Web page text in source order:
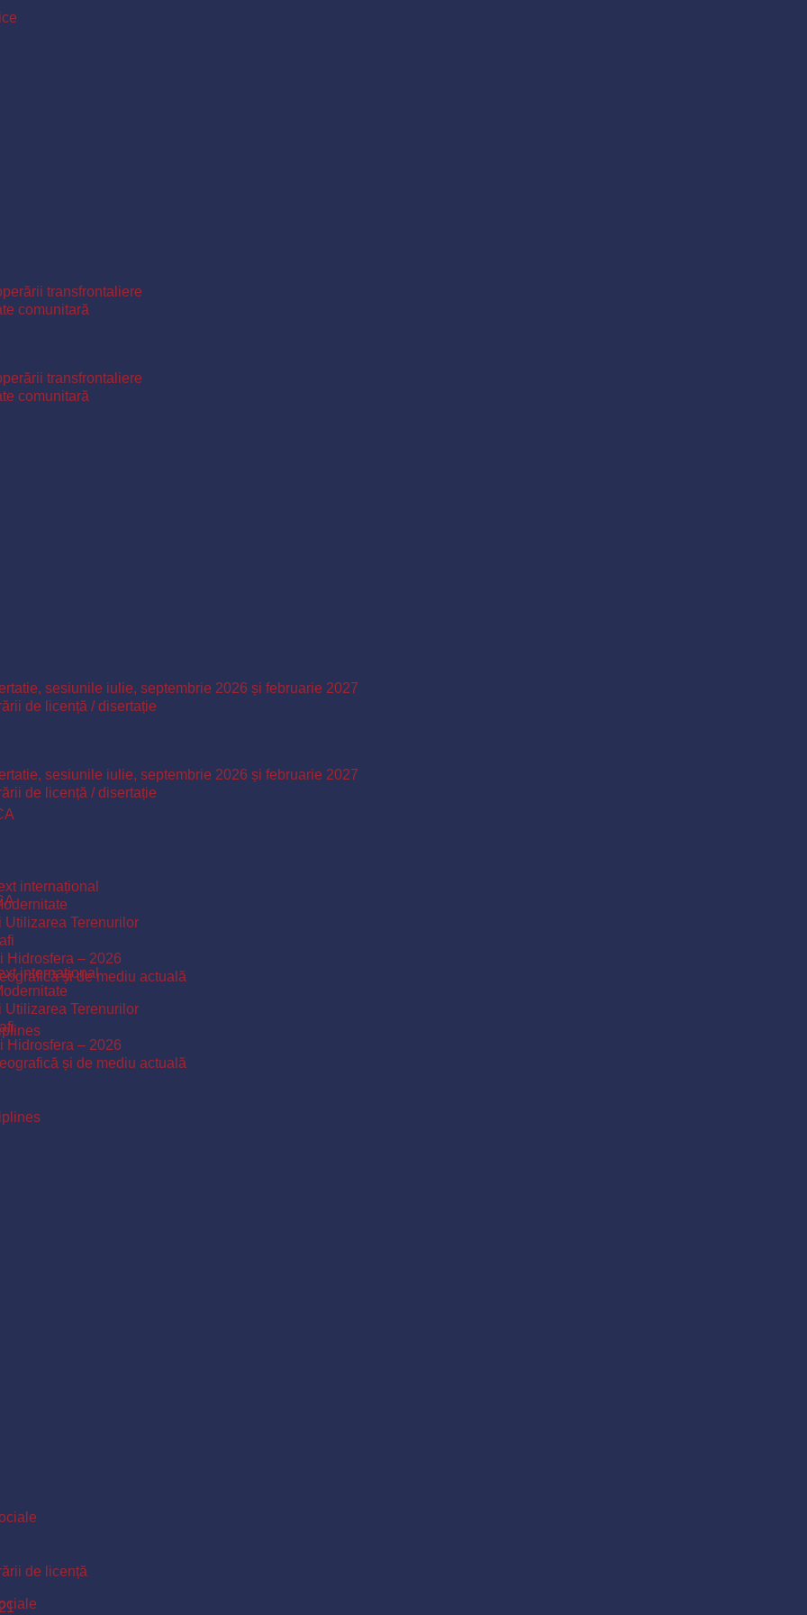
transfrontaliere
comunitară
sesiunile iulie, septembrie 2026 și februarie 2027
de licență / disertație
internațional
Terenurilor
Hidrosfera – 2026
și de mediu actuală
de licență
transfrontaliere
comunitară
sesiunile iulie, septembrie 2026 și februarie 2027
de licență / disertație
internațional
Terenurilor
Hidrosfera – 2026
și de mediu actuală